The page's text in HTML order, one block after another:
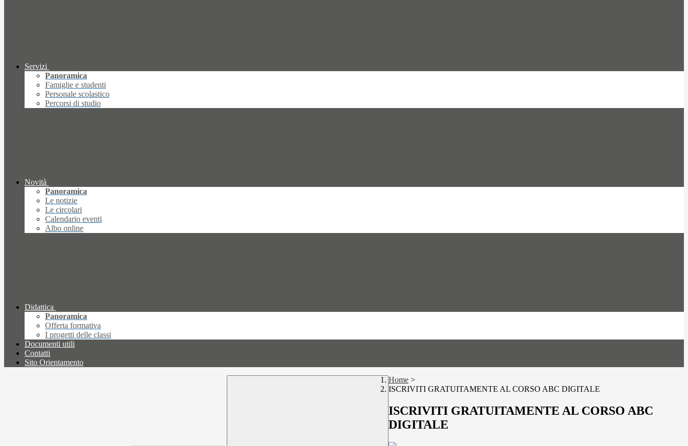
Servizi
Panoramica
Famiglie e studenti
Personale scolastico
Percorsi di studio
Novità
Panoramica
Le notizie
Le circolari
Calendario eventi
Albo online
Didattica
Panoramica
Offerta formativa
I progetti delle classi
Documenti utili
Contatti
Sito Orientamento
Home >
ISCRIVITI GRATUITAMENTE AL CORSO ABC DIGITALE
ISCRIVITI GRATUITAMENTE AL CORSO ABC
DIGITALE